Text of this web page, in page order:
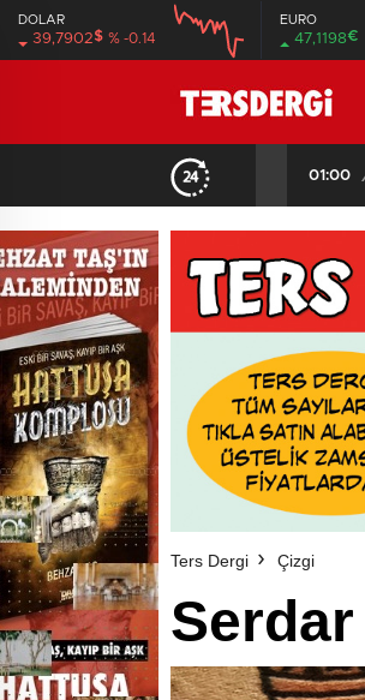
DOLAR
39,7902$ % -0.14
EURO
47,1198€
Ters Dergi Çizgi